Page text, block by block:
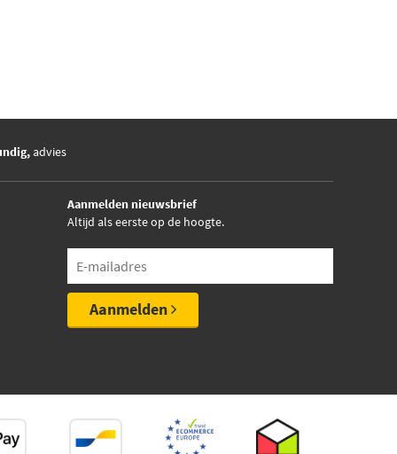
advies
Aanmelden nieuwsbrief
Altijd als eerste op de hoogte.
Aanmelden